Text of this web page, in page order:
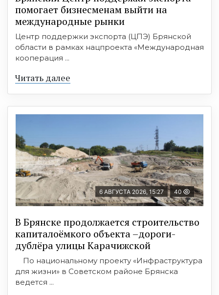
помогает бизнесменам выйти на
международные рынки
Центр поддержки экспорта (ЦПЭ) Брянской
области в рамках нацпроекта «Международная
кооперация ...
Читать далее
6 АВГУСТА 2026, 15:27 40
В Брянске продолжается строительство
капиталоёмкого объекта –дороги-
дублёра улицы Карачижской
По национальному проекту «Инфраструктура
для жизни» в Советском районе Брянска
ведется ...